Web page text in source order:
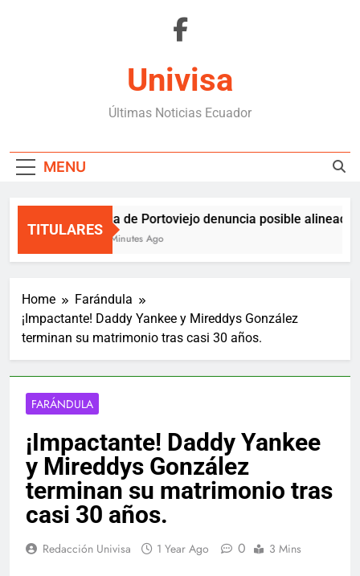
Univisa
Últimas Noticias Ecuador
MENU
TITULARES
Liga de Portoviejo denuncia posible
33 Minutes Ago
Home
Farándula
¡Impactante! Daddy Yankee y Mireddys González
terminan su matrimonio tras casi 30 años.
FARÁNDULA
¡Impactante! Daddy Yankee
y Mireddys González
terminan su matrimonio tras
casi 30 años.
Redacción Univisa 1 Year Ago 0 3 Mins